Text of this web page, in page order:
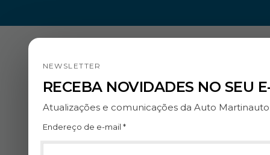
NEWSLETTER
RECEBA NOVIDADES NO SEU
Atualizações e comunicações da Auto
Endereço de e-mail *